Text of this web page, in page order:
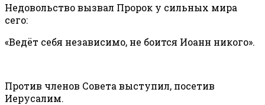
Недовольство вызвал Пророк у сильных мира
сего:
«Ведёт себя независимо, не боится Иоанн никого».
Против членов Совета выступил, посетив
Иерусалим.